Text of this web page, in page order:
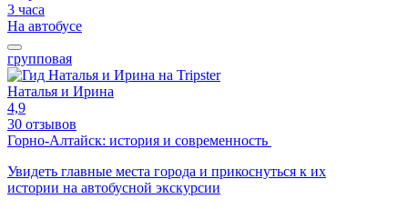
3 часа
На автобусе
групповая
Наталья и Ирина
4,9
30 отзывов
Горно-Алтайск: история и современность
Увидеть главные места города и прикоснуться к их
истории на автобусной экскурсии